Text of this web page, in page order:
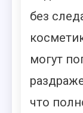
без
могут
что